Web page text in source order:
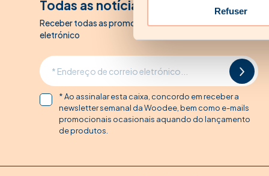
Refuser
Todas as notícias de Woodee
Receber todas as promoções Woodee por correio
eletrónico
* Ao assinalar esta caixa, concordo em receber a
newsletter semanal da Woodee, bem como e-mails
promocionais ocasionais aquando do lançamento
de produtos.